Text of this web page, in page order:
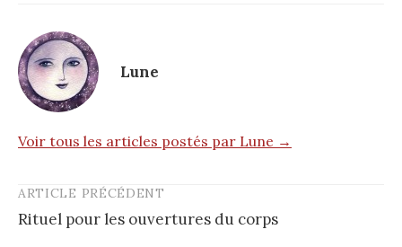
Lune
Voir tous les articles postés par Lune →
Post
navigation
ARTICLE PRÉCÉDENT
Rituel pour les ouvertures du corps